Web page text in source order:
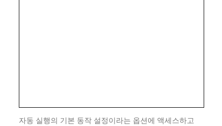
자동 실행의 기본 동작 설정이라는 옵션에 액세스하고